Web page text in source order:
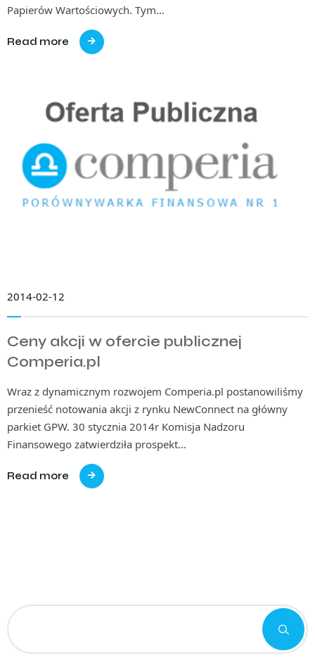
Papierów Wartościowych. Tym…
Read more
2014-02-12
Ceny akcji w ofercie publicznej
Comperia.pl
Wraz z dynamicznym rozwojem Comperia.pl postanowiliśmy
przenieść notowania akcji z rynku NewConnect na główny
parkiet GPW. 30 stycznia 2014r Komisja Nadzoru
Finansowego zatwierdziła prospekt…
Read more